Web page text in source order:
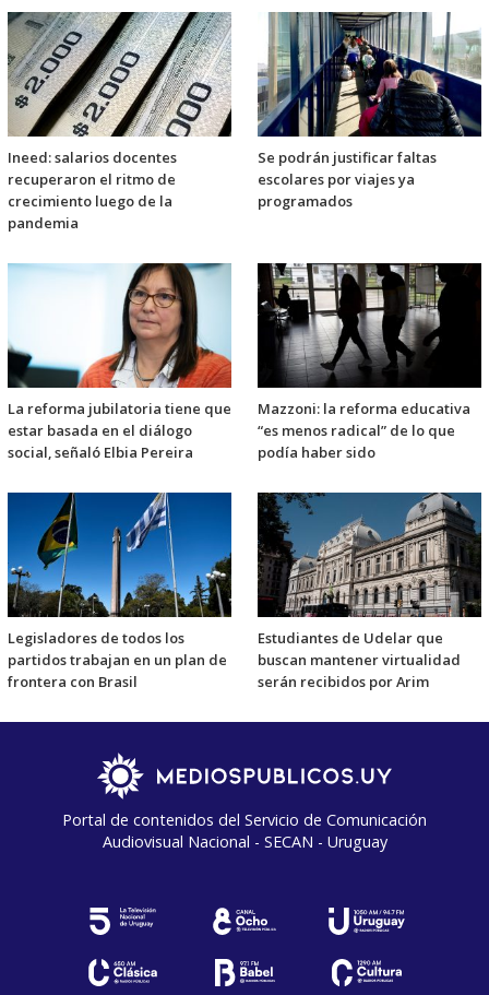
Ineed: salarios docentes
recuperaron el ritmo de
crecimiento luego de la
pandemia
Se podrán justificar faltas
escolares por viajes ya
programados
La reforma jubilatoria tiene que
estar basada en el diálogo
social, señaló Elbia Pereira
Mazzoni: la reforma educativa
“es menos radical” de lo que
podía haber sido
Legisladores de todos los
partidos trabajan en un plan de
frontera con Brasil
Estudiantes de Udelar que
buscan mantener virtualidad
serán recibidos por Arim
Portal de contenidos del Servicio de Comunicación
Audiovisual Nacional - SECAN - Uruguay